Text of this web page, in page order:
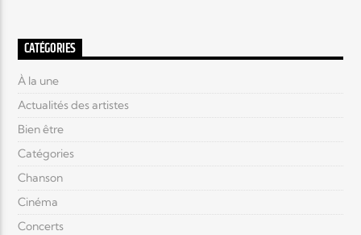
CATÉGORIES
À la une
Actualités des artistes
Bien être
Catégories
Chanson
Cinéma
Concerts